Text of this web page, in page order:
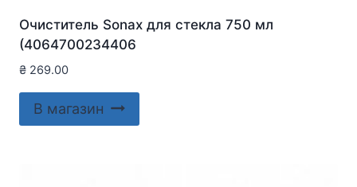
Очиститель Sonax для стекла 750 мл
(4064700234406
₴ 269.00
В магазин